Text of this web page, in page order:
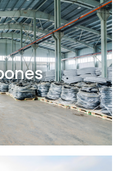
y alquiler
todos